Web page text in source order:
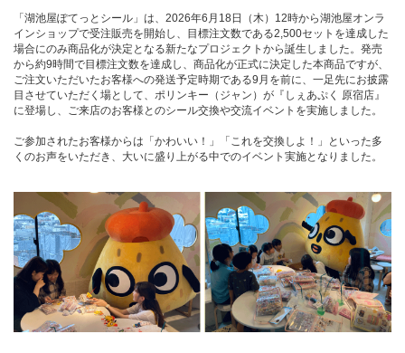
「湖池屋ぽてっとシール」は、2026年6月18日（木）12時から湖池屋オンラ
インショップで受注販売を開始し、目標注文数である2,500セットを達成した
場合にのみ商品化が決定となる新たなプロジェクトから誕生しました。発売
から約9時間で目標注文数を達成し、商品化が正式に決定した本商品ですが、
ご注文いただいたお客様への発送予定時期である9月を前に、一足先にお披露
目させていただく場として、ポリンキー（ジャン）が『しぇあぷく 原宿店』
に登場し、ご来店のお客様とのシール交換や交流イベントを実施しました。
ご参加されたお客様からは「かわいい！」「これを交換しよ！」といった多
くのお声をいただき、大いに盛り上がる中でのイベント実施となりました。